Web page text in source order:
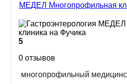
МЕДЕЛ Многопрофильная
5
0 отзывов
многопрофильный